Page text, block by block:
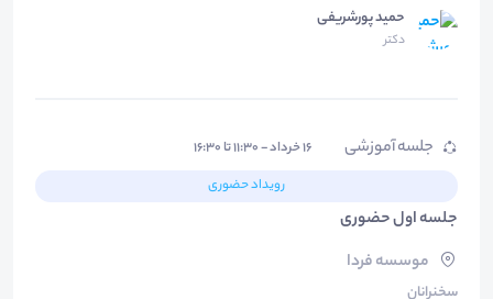
حمید پورشریفی
دکتر
جلسه آموزشی
۱۶ خرداد - ۱۱:۳۰ تا ۱۶:۳۰
رویداد حضوری
جلسه اول حضوری
موسسه فردا
سخنرانان